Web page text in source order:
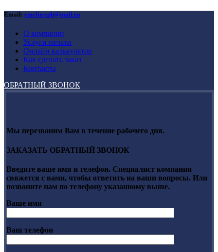
Email: emelin-spb@mail.ru
О компании
Услуги печати
Онлайн калькулятор
Как сделать заказ
Контакты
ОБРАТНЫЙ ЗВОНОК
Мы перезвоним Вам в течение рабочего дня.
ЗАКАЗАТЬ ОБРАТНЫЙ ЗВОНОК
Введите ваше имя и телефон. Специалист компании
свяжется с вами, чтобы ответить на ваши вопросы. Или
позвоните нам по телефону указанному выше.
Ваше имя
Ваш телефон